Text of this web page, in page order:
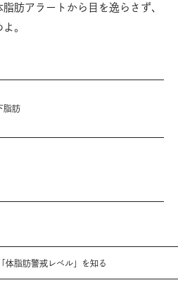
肪アラートから目を逸らさず、
。
脂肪
体脂肪警戒レベル」を知る